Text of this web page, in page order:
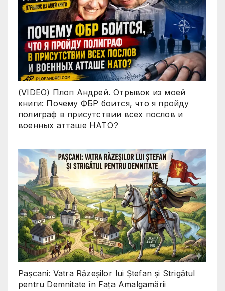
(VIDEO) Плоп Андрей. Отрывок из моей
книги: Почему ФБР боится, что я пройду
полиграф в присутствии всех послов и
военных атташе НАТО?
Pașcani: Vatra Răzeșilor lui Ștefan și Strigătul
pentru Demnitate în Fața Amalgamării